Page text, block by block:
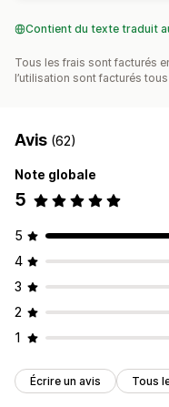
Contient du texte traduit
Tous les frais sont facturés
l’utilisation sont facturés
Avis (62)
Note globale
5
5
4
3
2
1
Écrire un avis Tous